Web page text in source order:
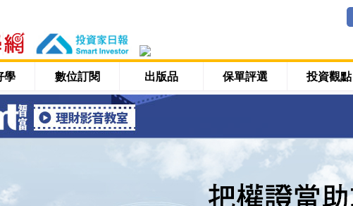
學 數位訂閱 出版品 保單評選 投資觀點